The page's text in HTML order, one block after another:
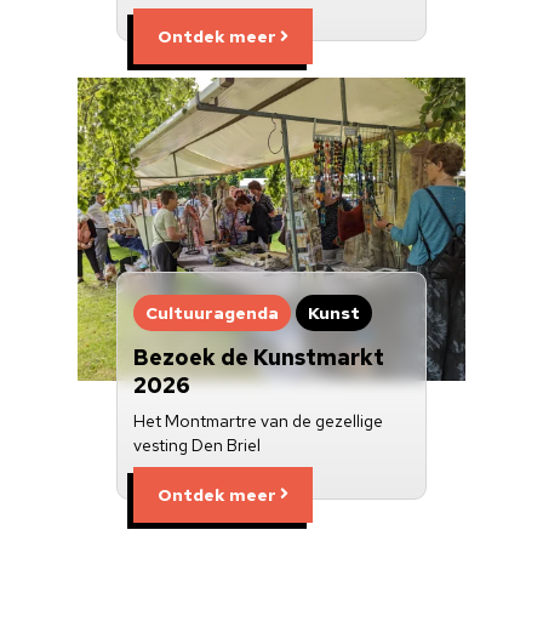
Ontdek meer
Cultuuragenda Kunst
Bezoek de Kunstmarkt
2026
Het Montmartre van de gezellige
vesting Den Briel
Ontdek meer